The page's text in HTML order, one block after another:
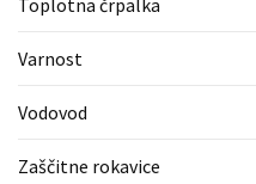
Toplotna črpalka
Varnost
Vodovod
Zaščitne rokavice